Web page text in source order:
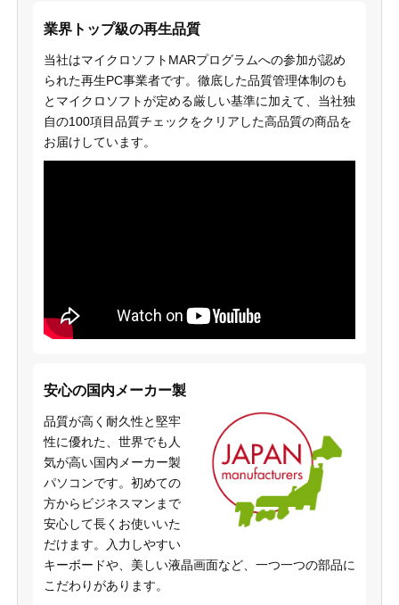
業界トップ級の再生品質
当社はマイクロソフトMARプログラムへの参加が認め
られた再生PC事業者です。徹底した品質管理体制のも
とマイクロソフトが定める厳しい基準に加えて、当社独
自の100項目品質チェックをクリアした高品質の商品を
お届けしています。
安心の国内メーカー製
品質が高く耐久性と堅牢
性に優れた、世界でも人
気が高い国内メーカー製
パソコンです。初めての
方からビジネスマンまで
安心して長くお使いいた
だけます。入力しやすい
キーボードや、美しい液晶画面など、一つ一つの部品に
こだわりがあります。